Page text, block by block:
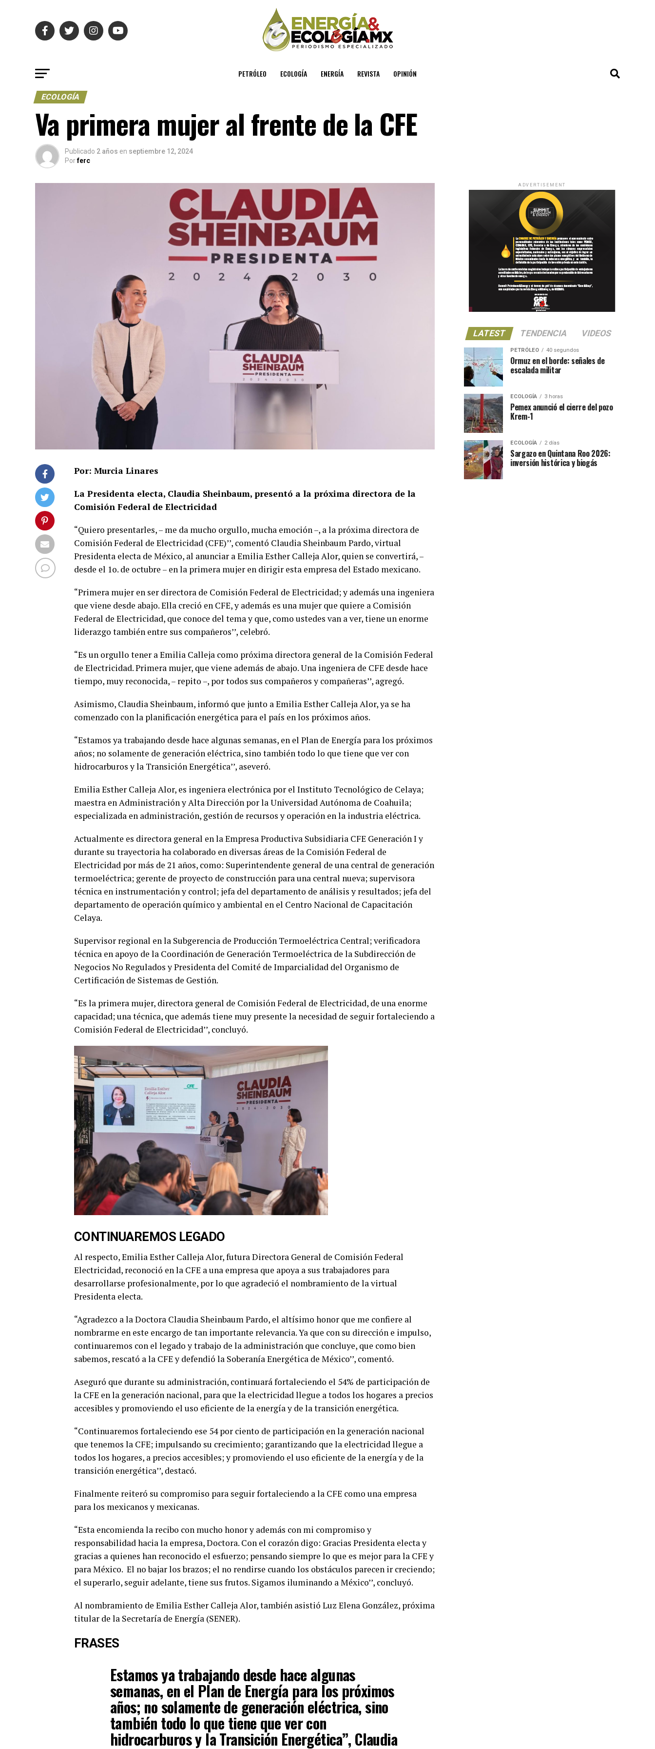
PETRÓLEO ECOLOGÍA ENERGÍA REVISTA OPINIÓN
ECOLOGÍA
Va primera mujer al frente de la CFE
Publicado 2 años en septiembre 12, 2024
Porferc
Por: Murcia Linares
La Presidenta electa, Claudia Sheinbaum, presentó a la próxima directora de la
Comisión Federal de Electricidad
“Quiero presentarles, – me da mucho orgullo, mucha emoción –, a la próxima directora de
Comisión Federal de Electricidad (CFE)’’, comentó Claudia Sheinbaum Pardo, virtual
Presidenta electa de México, al anunciar a Emilia Esther Calleja Alor, quien se convertirá, –
desde el 1o. de octubre – en la primera mujer en dirigir esta empresa del Estado mexicano.
“Primera mujer en ser directora de Comisión Federal de Electricidad; y además una ingeniera
que viene desde abajo. Ella creció en CFE, y además es una mujer que quiere a Comisión
Federal de Electricidad, que conoce del tema y que, como ustedes van a ver, tiene un enorme
liderazgo también entre sus compañeros’’, celebró.
“Es un orgullo tener a Emilia Calleja como próxima directora general de la Comisión Federal
de Electricidad. Primera mujer, que viene además de abajo. Una ingeniera de CFE desde hace
tiempo, muy reconocida, – repito –, por todos sus compañeros y compañeras’’, agregó.
Asimismo, Claudia Sheinbaum, informó que junto a Emilia Esther Calleja Alor, ya se ha
comenzado con la planificación energética para el país en los próximos años.
“Estamos ya trabajando desde hace algunas semanas, en el Plan de Energía para los próximos
años; no solamente de generación eléctrica, sino también todo lo que tiene que ver con
hidrocarburos y la Transición Energética’’, aseveró.
Emilia Esther Calleja Alor, es ingeniera electrónica por el Instituto Tecnológico de Celaya;
maestra en Administración y Alta Dirección por la Universidad Autónoma de Coahuila;
especializada en administración, gestión de recursos y operación en la industria eléctrica.
Actualmente es directora general en la Empresa Productiva Subsidiaria CFE Generación I y
durante su trayectoria ha colaborado en diversas áreas de la Comisión Federal de
Electricidad por más de 21 años, como: Superintendente general de una central de generación
termoeléctrica; gerente de proyecto de construcción para una central nueva; supervisora
técnica en instrumentación y control; jefa del departamento de análisis y resultados; jefa del
departamento de operación químico y ambiental en el Centro Nacional de Capacitación
Celaya.
Supervisor regional en la Subgerencia de Producción Termoeléctrica Central; verificadora
técnica en apoyo de la Coordinación de Generación Termoeléctrica de la Subdirección de
Negocios No Regulados y Presidenta del Comité de Imparcialidad del Organismo de
Certificación de Sistemas de Gestión.
“Es la primera mujer, directora general de Comisión Federal de Electricidad, de una enorme
capacidad; una técnica, que además tiene muy presente la necesidad de seguir fortaleciendo a
Comisión Federal de Electricidad’’, concluyó.
CONTINUAREMOS LEGADO
Al respecto, Emilia Esther Calleja Alor, futura Directora General de Comisión Federal
Electricidad, reconoció en la CFE a una empresa que apoya a sus trabajadores para
desarrollarse profesionalmente, por lo que agradeció el nombramiento de la virtual
Presidenta electa.
“Agradezco a la Doctora Claudia Sheinbaum Pardo, el altísimo honor que me confiere al
nombrarme en este encargo de tan importante relevancia. Ya que con su dirección e impulso,
continuaremos con el legado y trabajo de la administración que concluye, que como bien
sabemos, rescató a la CFE y defendió la Soberanía Energética de México’’, comentó.
Aseguró que durante su administración, continuará fortaleciendo el 54% de participación de
la CFE en la generación nacional, para que la electricidad llegue a todos los hogares a precios
accesibles y promoviendo el uso eficiente de la energía y de la transición energética.
“Continuaremos fortaleciendo ese 54 por ciento de participación en la generación nacional
que tenemos la CFE; impulsando su crecimiento; garantizando que la electricidad llegue a
todos los hogares, a precios accesibles; y promoviendo el uso eficiente de la energía y de la
transición energética’’, destacó.
Finalmente reiteró su compromiso para seguir fortaleciendo a la CFE como una empresa
para los mexicanos y mexicanas.
“Esta encomienda la recibo con mucho honor y además con mi compromiso y
responsabilidad hacia la empresa, Doctora. Con el corazón digo: Gracias Presidenta electa y
gracias a quienes han reconocido el esfuerzo; pensando siempre lo que es mejor para la CFE y
para México. El no bajar los brazos; el no rendirse cuando los obstáculos parecen ir creciendo;
el superarlo, seguir adelante, tiene sus frutos. Sigamos iluminando a México’’, concluyó.
Al nombramiento de Emilia Esther Calleja Alor, también asistió Luz Elena González, próxima
titular de la Secretaría de Energía (SENER).
FRASES
Estamos ya trabajando desde hace algunas
semanas, en el Plan de Energía para los próximos
años; no solamente de generación eléctrica, sino
también todo lo que tiene que ver con
hidrocarburos y la Transición Energética’’, Claudia
ADVERTISEMENT
LATEST TENDENCIA VIDEOS
PETRÓLEO 40 segundos
Ormuz en el borde: señales de
escalada militar
ECOLOGÍA 3 horas
Pemex anunció el cierre del pozo
Krem-1
ECOLOGÍA 2 días
Sargazo en Quintana Roo 2026:
inversión histórica y biogás